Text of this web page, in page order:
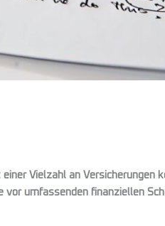
Vielzahl an Versicherungen
vor umfassenden finanziellen